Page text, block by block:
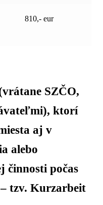
810,- eur
SZČO,
ktorí
aj v
alebo
činnosti počas
tzv. Kurzarbeit